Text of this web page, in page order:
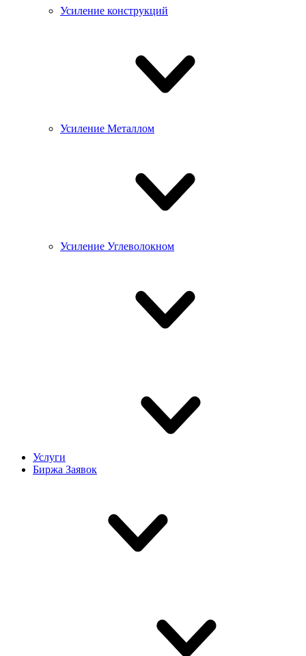
Усиление конструкций
Усиление Металлом
Усиление Углеволокном
Услуги
Биржа Заявок